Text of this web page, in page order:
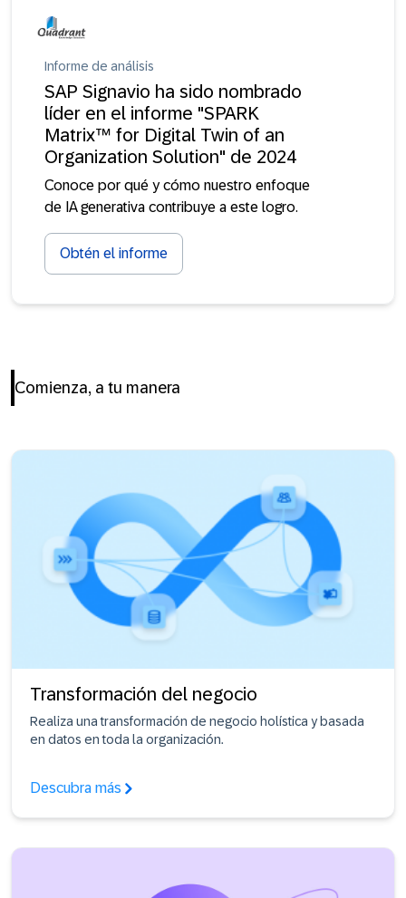
Informe de análisis
SAP Signavio ha sido nombrado
líder en el informe "SPARK
Matrix™ for Digital Twin of an
Organization Solution" de 2024
Conoce por qué y cómo nuestro enfoque
de IA generativa contribuye a este logro.
Obtén el informe
Comienza, a tu manera
Transformación del negocio
Realiza una transformación de negocio holística y basada
en datos en toda la organización.
Descubra más